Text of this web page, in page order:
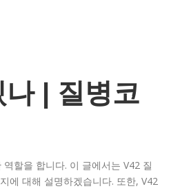
| 질병코
할을 합니다. 이 글에서는 V42 질
에 대해 설명하겠습니다. 또한, V42